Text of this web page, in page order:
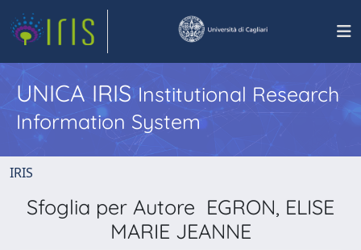
UNICA IRISInstitutional Research
Information System
IRIS
Sfoglia per Autore EGRON, ELISE
MARIE JEANNE